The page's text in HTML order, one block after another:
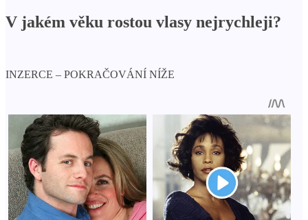
V jakém věku rostou vlasy nejrychleji?
INZERCE – POKRAČOVÁNÍ NÍŽE